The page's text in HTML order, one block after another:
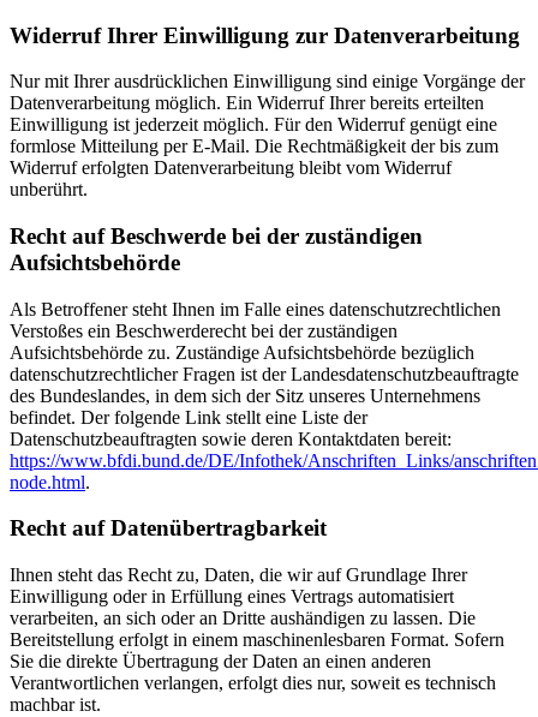
Widerruf Ihrer Einwilligung zur Datenverarbeitung
Nur mit Ihrer ausdrücklichen Einwilligung sind einige Vorgänge der
Datenverarbeitung möglich. Ein Widerruf Ihrer bereits erteilten
Einwilligung ist jederzeit möglich. Für den Widerruf genügt eine
formlose Mitteilung per E-Mail. Die Rechtmäßigkeit der bis zum
Widerruf erfolgten Datenverarbeitung bleibt vom Widerruf
unberührt.
Recht auf Beschwerde bei der zuständigen
Aufsichtsbehörde
Als Betroffener steht Ihnen im Falle eines datenschutzrechtlichen
Verstoßes ein Beschwerderecht bei der zuständigen
Aufsichtsbehörde zu. Zuständige Aufsichtsbehörde bezüglich
datenschutzrechtlicher Fragen ist der Landesdatenschutzbeauftragte
des Bundeslandes, in dem sich der Sitz unseres Unternehmens
befindet. Der folgende Link stellt eine Liste der
Datenschutzbeauftragten sowie deren Kontaktdaten bereit:
https://www.bfdi.bund.de/DE/Infothek/Anschriften_Links/
node.html.
Recht auf Datenübertragbarkeit
Ihnen steht das Recht zu, Daten, die wir auf Grundlage Ihrer
Einwilligung oder in Erfüllung eines Vertrags automatisiert
verarbeiten, an sich oder an Dritte aushändigen zu lassen. Die
Bereitstellung erfolgt in einem maschinenlesbaren Format. Sofern
Sie die direkte Übertragung der Daten an einen anderen
Verantwortlichen verlangen, erfolgt dies nur, soweit es technisch
machbar ist.